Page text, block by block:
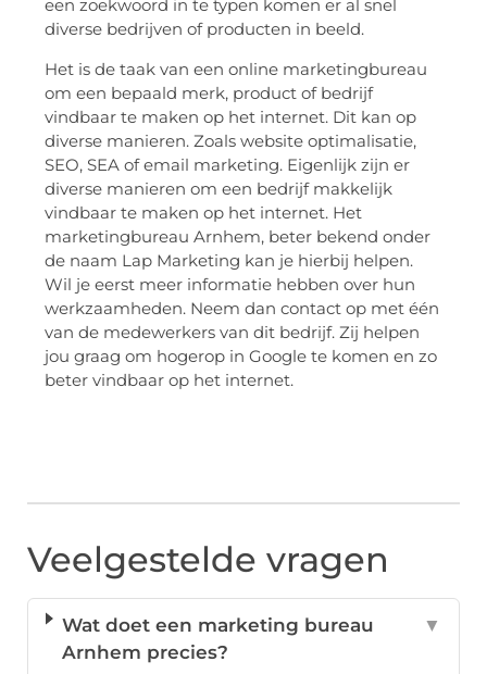
een zoekwoord in te typen komen er al snel
diverse bedrijven of producten in beeld.
Het is de taak van een online marketingbureau
om een bepaald merk, product of bedrijf
vindbaar te maken op het internet. Dit kan op
diverse manieren. Zoals website optimalisatie,
SEO, SEA of email marketing. Eigenlijk zijn er
diverse manieren om een bedrijf makkelijk
vindbaar te maken op het internet. Het
marketingbureau Arnhem, beter bekend onder
de naam Lap Marketing kan je hierbij helpen.
Wil je eerst meer informatie hebben over hun
werkzaamheden. Neem dan contact op met één
van de medewerkers van dit bedrijf. Zij helpen
jou graag om hogerop in Google te komen en zo
beter vindbaar op het internet.
Veelgestelde vragen
Wat doet een marketing bureau
Arnhem precies?
▼